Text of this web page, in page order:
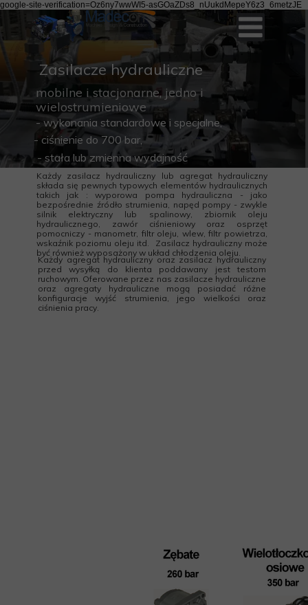
google-site-verification=Oz6ny7wwWI5-asGOaZDs8_nUukdMepeY6z3_6metzJE
- ciśnienie do 700 bar,
- wykonania standardowe i specjalne,
Każdy zasilacz hydrauliczny lub agregat hydrauliczny
składa się pewnych typowych elementów hydraulicznych
takich jak : wyporowa pompa hydrauliczna - jako
bezpośrednie źródło strumienia, napęd pompy - zwykle
silnik elektryczny lub spalinowy, zbiornik oleju
hydraulicznego, zawór ciśnieniowy oraz osprzęt
pomocniczy - manometr, filtr oleju, wlew, filtr powietrza,
wskaźnik poziomu oleju itd. Zasilacz hydrauliczny może
być również wyposażony w układ chłodzenia oleju.
Każdy agregat hydrauliczny oraz zasilacz hydrauliczny
przed wysyłką do klienta poddawany jest testom
ruchowym. Oferowane przez nas zasilacze hydrauliczne
oraz agregaty hydrauliczne mogą posiadać różne
konfiguracje wyjść strumienia, jego wielkości oraz
ciśnienia pracy.
mobilne i stacjonarne, jedno i
wielostrumieniowe
- stała lub zmienna wydajność
Zasilacze hydrauliczne